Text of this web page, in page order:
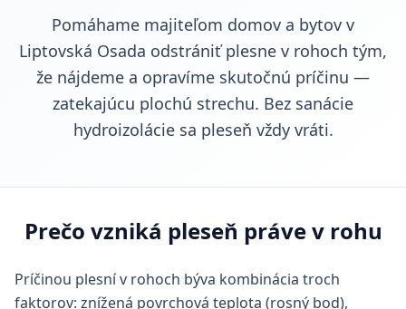
Pomáhame majiteľom domov a bytov v
Liptovská Osada odstrániť plesne v rohoch tým,
že nájdeme a opravíme skutočnú príčinu —
zatekajúcu plochú strechu. Bez sanácie
hydroizolácie sa pleseň vždy vráti.
Prečo vzniká pleseň práve v rohu
Príčinou plesní v rohoch býva kombinácia troch
faktorov: znížená povrchová teplota (rosný bod),